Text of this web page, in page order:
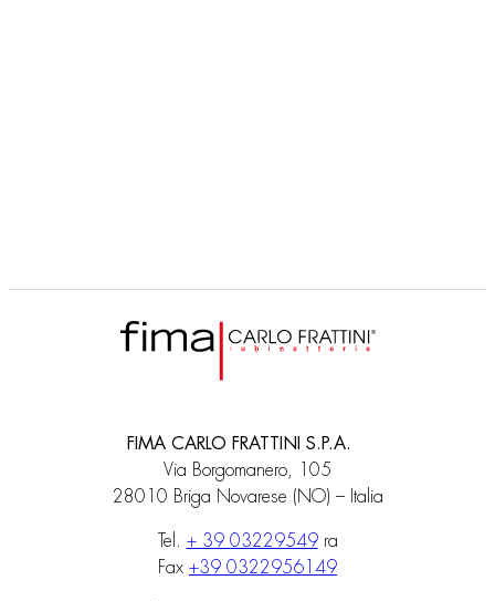
FIMA CARLO FRATTINI S.P.A.
Via Borgomanero, 105
28010 Briga Novarese (NO) – Italia
Tel. + 39 03229549ra
Fax +39 0322956149